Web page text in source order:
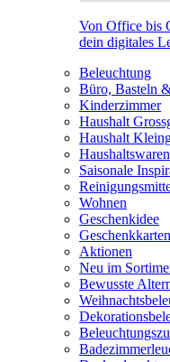
Von Office bis
dein digitales
Beleuchtung
Büro, Basteln
Kinderzimmer
Haushalt
Haushalt
Haushaltswaren
Saisonale
Wohnen
Geschenkidee
Aktionen
Neu im
Bewusste